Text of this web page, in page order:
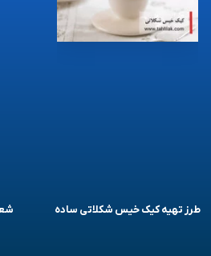
طرز تهیه کیک خیس شکلاتی ساده شعر